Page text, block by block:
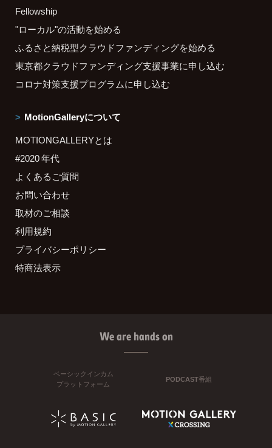
Fellowship
"ローカル"の活動を始める
ふるさと納税型クラウドファンディングを始める
東京都クラウドファンディング支援事業に申し込む
コロナ対策支援プログラムに申し込む
MotionGalleryについて
MOTIONGALLERYとは
#2020 年代
よくあるご質問
お問い合わせ
取材のご相談
利用規約
プライバシーポリシー
特商法表示
We are hands on
ベーシックインカム
プラットフォーム
PODCAST番組